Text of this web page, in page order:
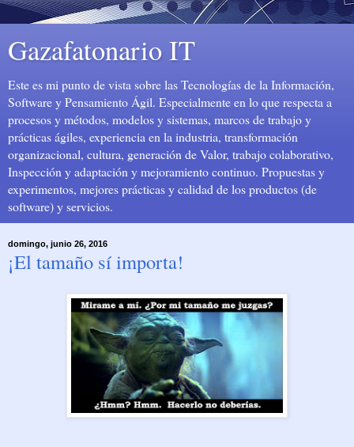
Gazafatonario IT
Este es mi punto de vista sobre las Tecnologías de la Información,
Software y Pensamiento Ágil. Especialmente en lo que respecta a
procesos y métodos, modelos y sistemas, marcos de trabajo y
prácticas ágiles, experiencia en la industria, transformación
organizacional, cultura, generación de Valor, trabajo colaborativo,
Inspección y adaptación y mejoramiento continuo. Propuestas y
experimentos, mejores prácticas y calidad de los productos (de
software) y servicios.
domingo, junio 26, 2016
¡El tamaño sí importa!